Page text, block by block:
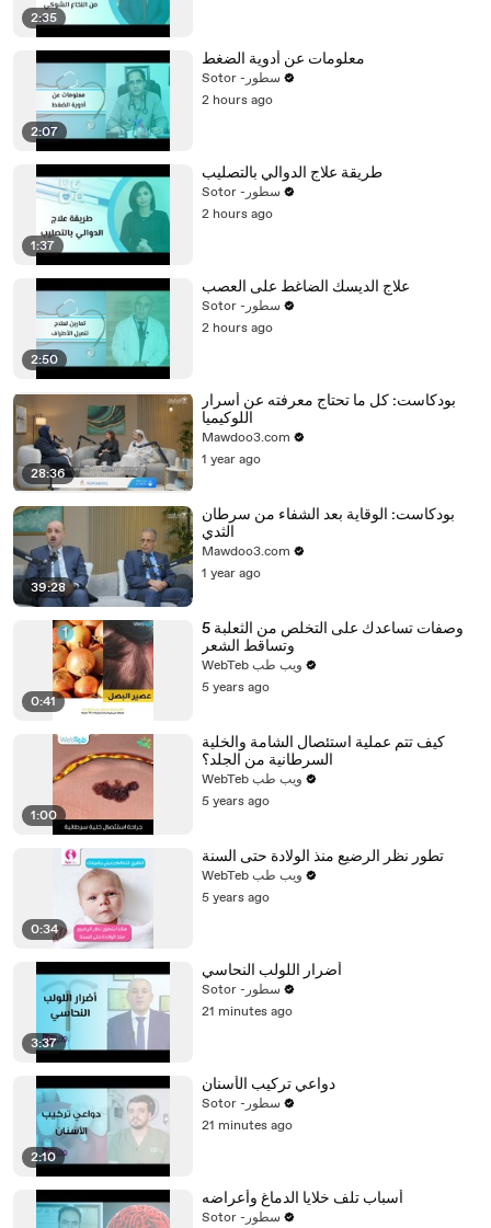
2:35
2:07
معلومات عن أدوية الضغط
Sotor -سطور
2 hours ago
1:37
طريقة علاج الدوالي بالتصليب
Sotor -سطور
2 hours ago
2:50
علاج الديسك الضاغط على العصب
Sotor -سطور
2 hours ago
28:36
بودكاست: كل ما تحتاج معرفته عن أسرار
اللوكيميا
Mawdoo3.com
1 year ago
39:28
بودكاست: الوقاية بعد الشفاء من سرطان
الثدي
Mawdoo3.com
1 year ago
0:41
5 وصفات تساعدك على التخلص من الثعلبة
وتساقط الشعر
WebTeb ويب طب
5 years ago
1:00
كيف تتم عملية استئصال الشامة والخلية
السرطانية من الجلد؟
WebTeb ويب طب
5 years ago
0:34
تطور نظر الرضيع منذ الولادة حتى السنة
WebTeb ويب طب
5 years ago
3:37
أضرار اللولب النحاسي
Sotor -سطور
21 minutes ago
2:10
دواعي تركيب الأسنان
Sotor -سطور
21 minutes ago
أسباب تلف خلايا الدماغ وأعراضه
Sotor -سطور